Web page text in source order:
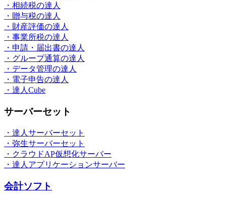
・相続税の達人
・贈与税の達人
・財産評価の達人
・事業所税の達人
・申請・届出書の達人
・グループ通算の達人
・データ管理の達人
・電子申告の達人
・達人Cube
サーバーセット
・達人サーバーセット
・弥生サーバーセット
・クラウドAP仮想化サーバー
・達人アプリケーションサーバー
会計ソフト